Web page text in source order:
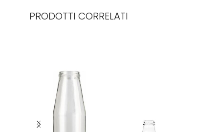
PRODOTTI CORRELATI